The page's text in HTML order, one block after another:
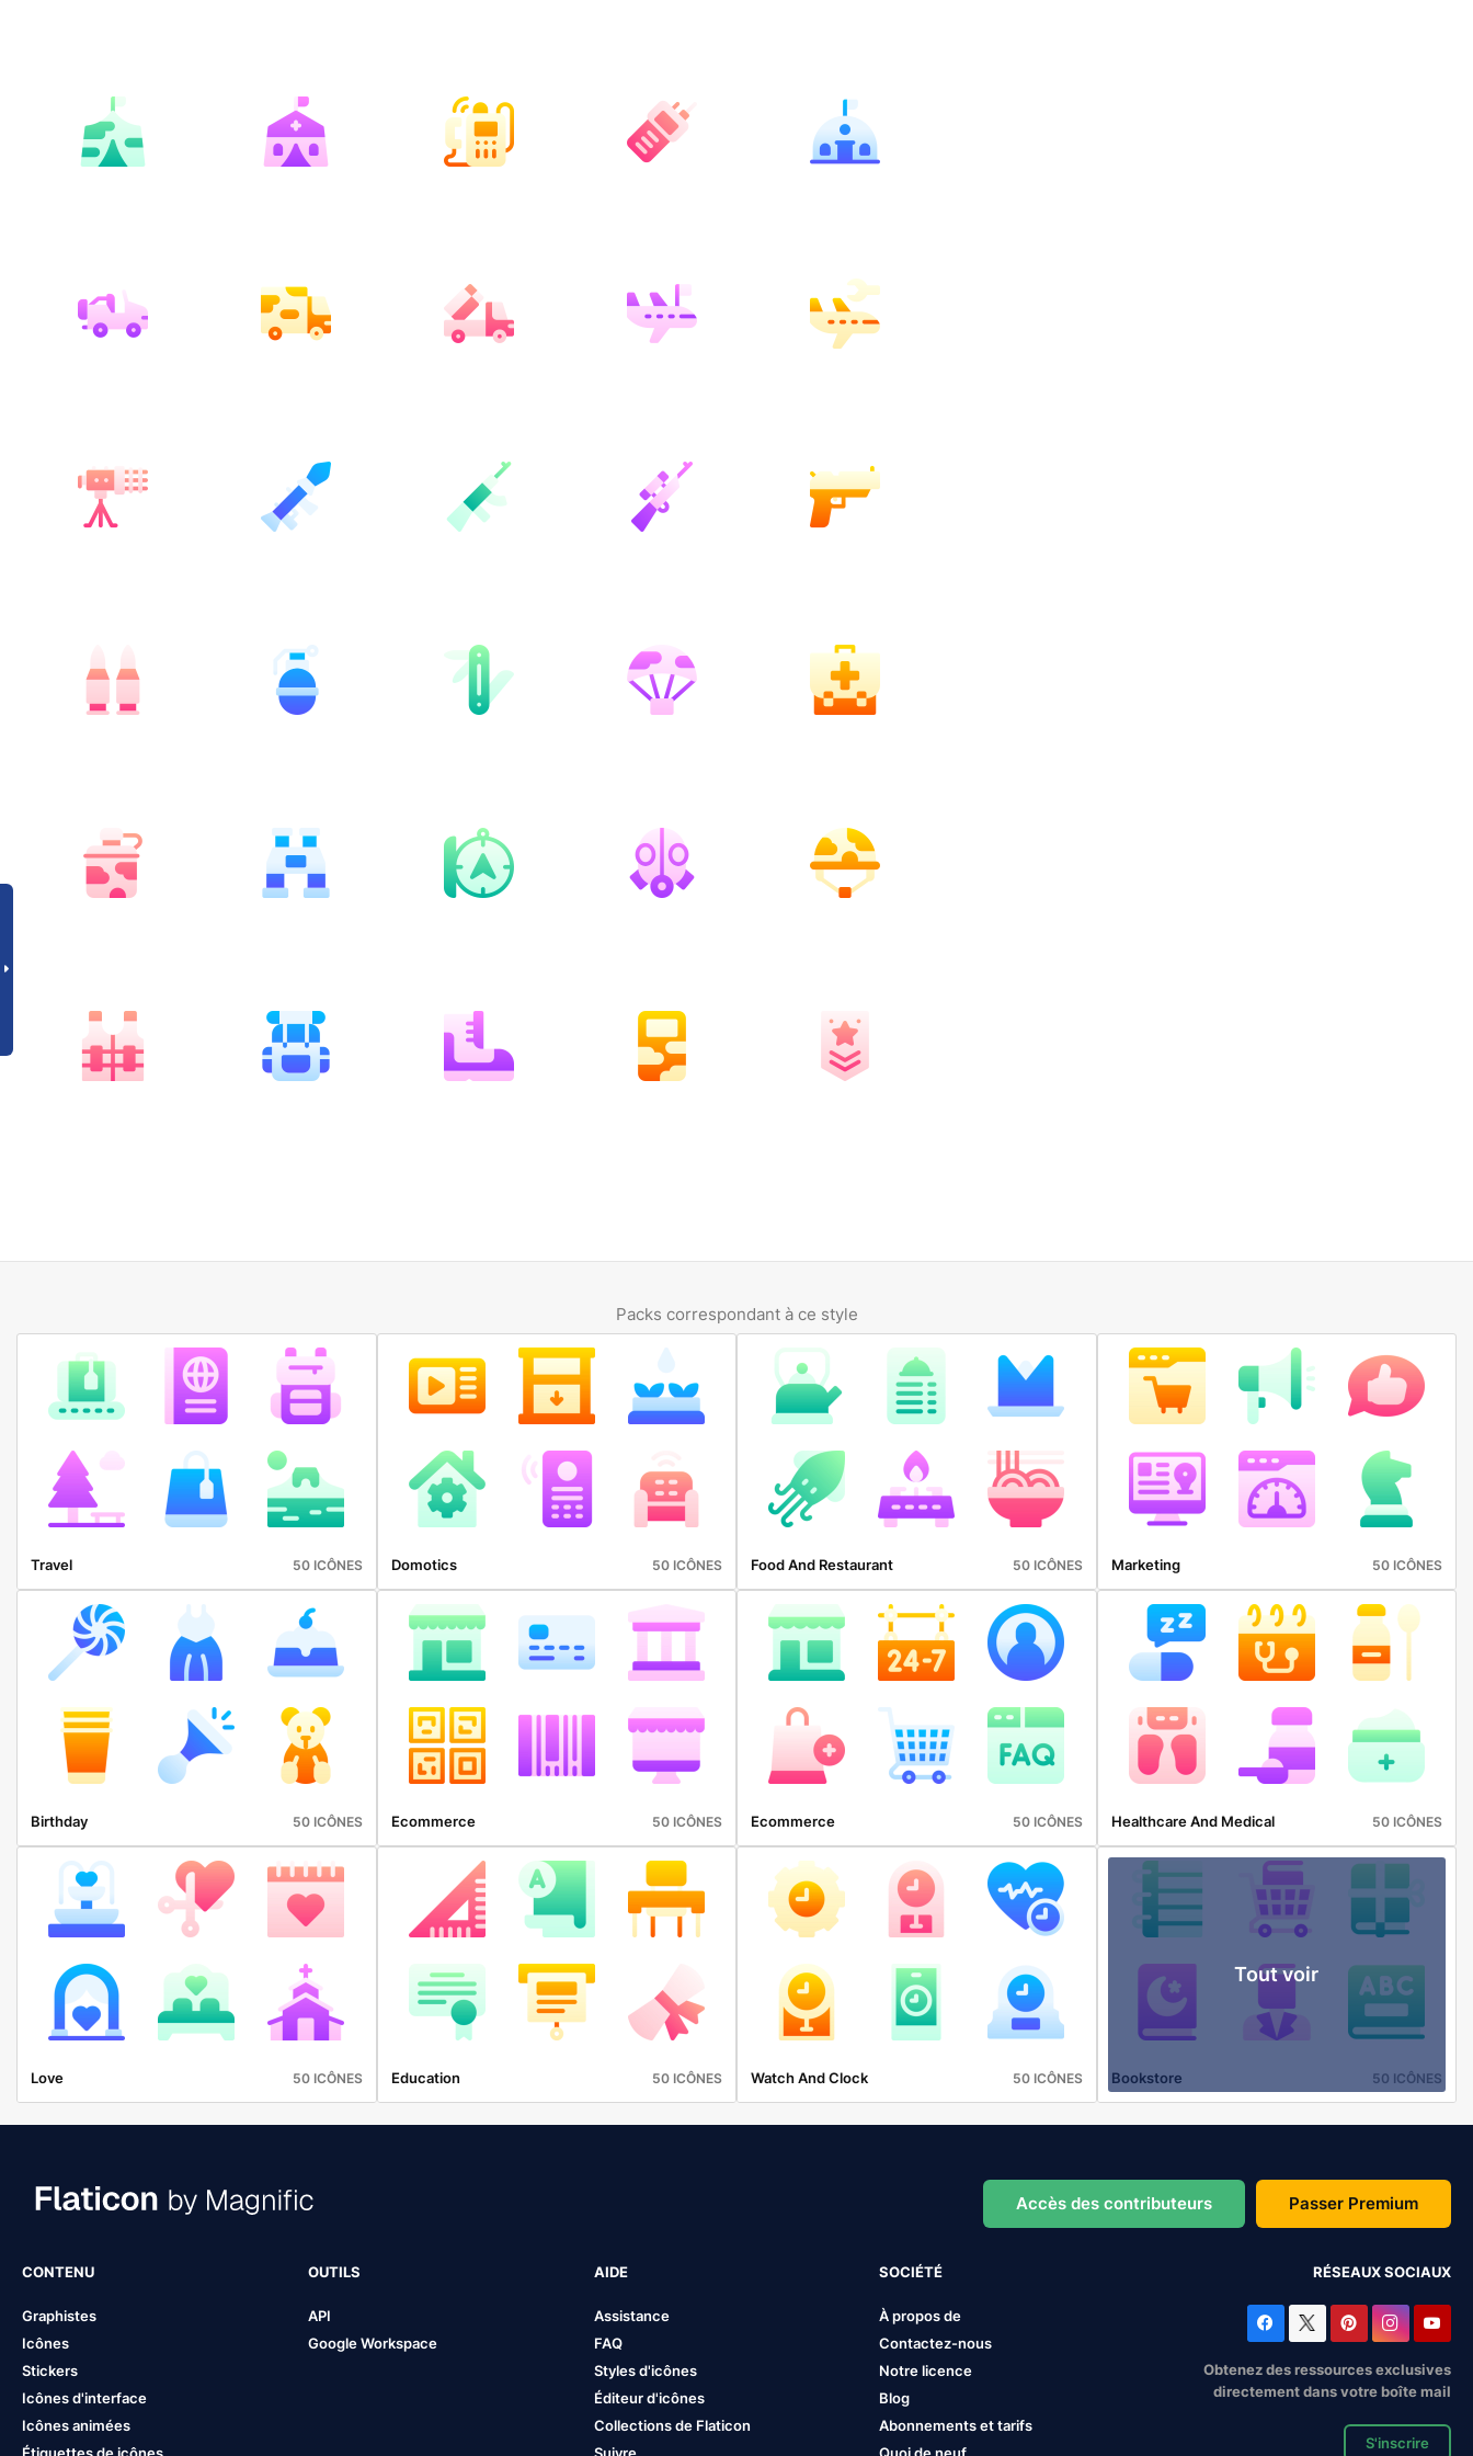
Packs correspondant à ce style
Travel 50 ICÔNES Domotics 50 ICÔNES Food And Restaurant 50 ICÔNES Marketing 50 ICÔNES
Birthday 50 ICÔNES Ecommerce 50 ICÔNES Ecommerce 50 ICÔNES Healthcare And Medical 50 ICÔNES
Love 50 ICÔNES Education 50 ICÔNES Watch And Clock 50 ICÔNES
Tout voir
Bookstore 50 ICÔNES
Accès des contributeurs Passer Premium
CONTENU
Graphistes
Icônes
Stickers
Icônes d'interface
Icônes animées
OUTILS
API
Google Workspace
AIDE
Assistance
FAQ
Styles d'icônes
Éditeur d'icônes
Collections de Flaticon
SOCIÉTÉ
À propos de
Contactez-nous
Notre licence
Blog
Abonnements et tarifs
RÉSEAUX SOCIAUX
Obtenez des ressources exclusives
directement dans votre boîte mail
S'inscrire